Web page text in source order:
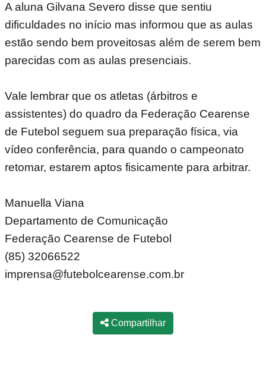
A aluna Gilvana Severo disse que sentiu
dificuldades no início mas informou que as aulas
estão sendo bem proveitosas além de serem bem
parecidas com as aulas presenciais.
Vale lembrar que os atletas (árbitros e
assistentes) do quadro da Federação Cearense
de Futebol seguem sua preparação física, via
vídeo conferência, para quando o campeonato
retomar, estarem aptos fisicamente para arbitrar.
Manuella Viana
Departamento de Comunicação
Federação Cearense de Futebol
(85) 32066522
imprensa@futebolcearense.com.br
Compartilhar